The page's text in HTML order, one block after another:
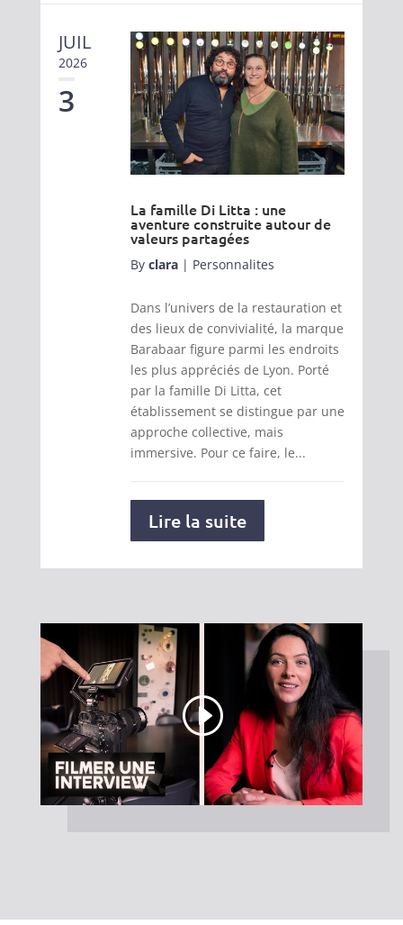
JUIL
2026
3
La famille Di Litta : une
aventure construite autour de
valeurs partagées
By clara| Personnalites
Dans l’univers de la restauration et
des lieux de convivialité, la marque
Barabaar figure parmi les endroits
les plus appréciés de Lyon. Porté
par la famille Di Litta, cet
établissement se distingue par une
approche collective, mais
immersive. Pour ce faire, le...
Lire la suite